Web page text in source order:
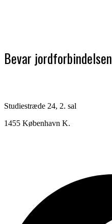
Bevar jordforbindelsen
Studiestræde 24, 2. sal
1455 København K.